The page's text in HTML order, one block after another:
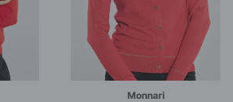
Monnari